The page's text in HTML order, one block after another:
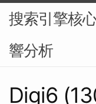
搜索引擎核
響分析
Digi6